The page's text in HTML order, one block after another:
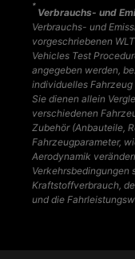
*
Verbrauchs- und
Verbrauchs- und
vorgeschriebenen
Vehicles Test
angegeben werden,
individuelles
Sie dienen allein
verschiedenen
Zubehör (Anbauteile,
Fahrzeugparameter,
Aerodynamik
Verkehrsbedingungen
Kraftstoffverbrauch,
und die